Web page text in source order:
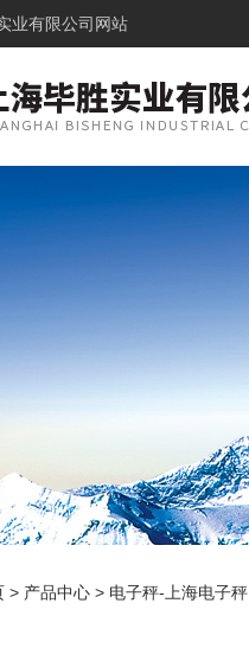
业有限公司网站
> 产品中心 > 电子秤-上海电子秤